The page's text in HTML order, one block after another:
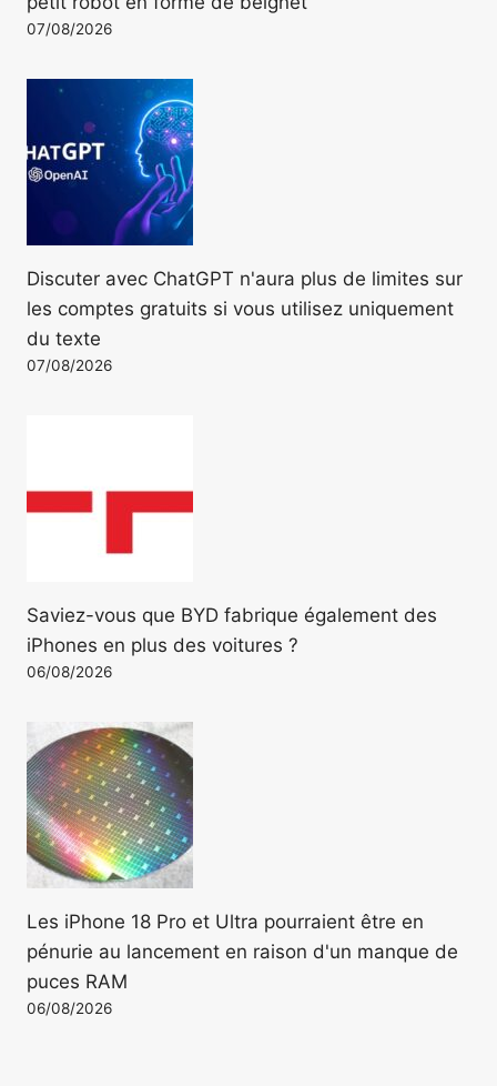
07/08/2026
Discuter avec ChatGPT n'aura plus de limites sur
les comptes gratuits si vous utilisez uniquement
du texte
07/08/2026
Saviez-vous que BYD fabrique également des
iPhones en plus des voitures ?
06/08/2026
Les iPhone 18 Pro et Ultra pourraient être en
pénurie au lancement en raison d'un manque de
puces RAM
06/08/2026